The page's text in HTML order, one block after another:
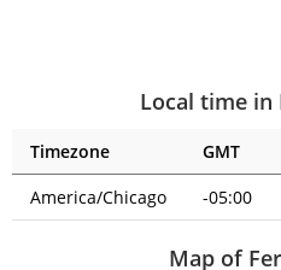
Local time in
Timezone GMT
America/Chicago
-05:00
Map of